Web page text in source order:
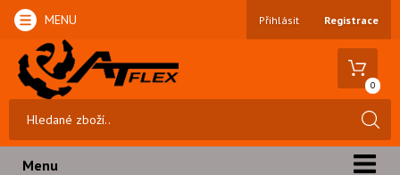
MENU Přihlásit Registrace
0
Menu